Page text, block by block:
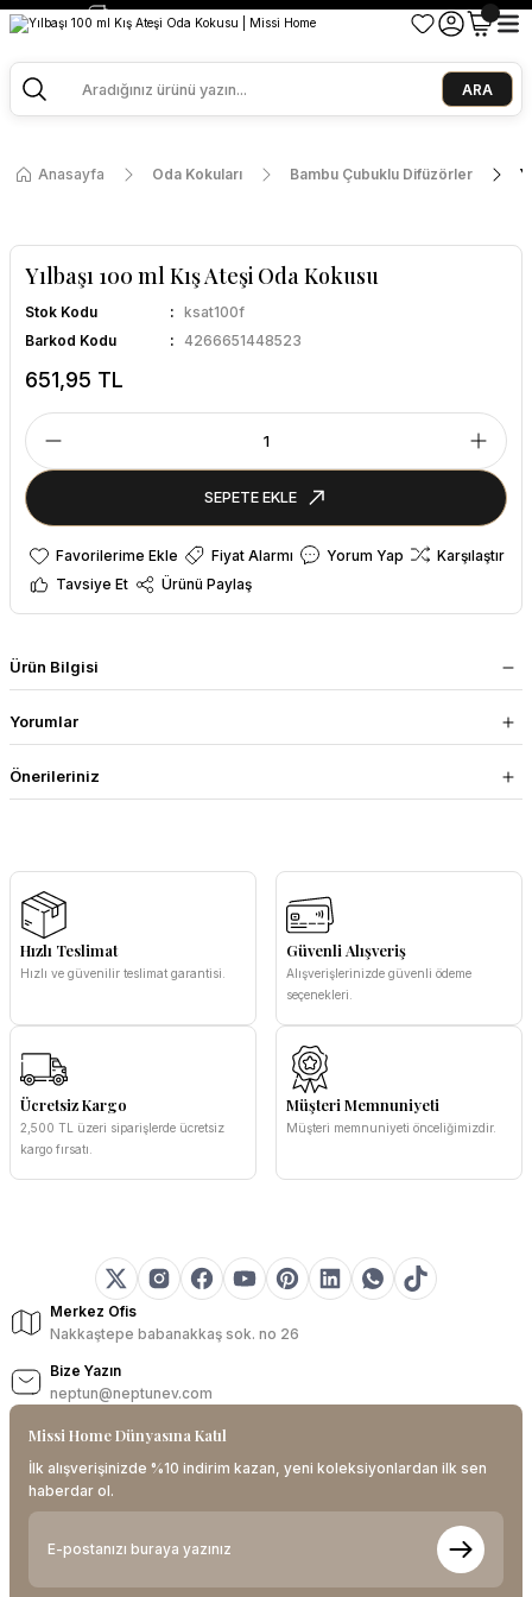
2500 TL ve Üzeri Alışverişlerde Kargo Bedava!
ARA
Anasayfa Oda Kokuları Bambu Çubuklu Difüzörler
Yılbaşı 100 ml Kış Ateşi Oda Kokusu
Stok Kodu
ksat100f
Barkod Kodu
4266651448523
651,95 TL
SEPETE EKLE
Fiyat Alarmı Yorum Yap
Karşılaştır
Tavsiye Et
Ürünü Paylaş
Ürün Bilgisi
Yorumlar
Önerileriniz
Hızlı Teslimat
Hızlı ve güvenilir teslimat garantisi.
Güvenli Alışveriş
Alışverişlerinizde güvenli ödeme
seçenekleri.
Ücretsiz Kargo
2,500 TL üzeri siparişlerde ücretsiz
kargo fırsatı.
Müşteri Memnuniyeti
Müşteri memnuniyeti önceliğimizdir.
Merkez Ofis
Nakkaştepe babanakkaş sok. no 26
Bize Yazın
neptun@neptunev.com
Missi Home Dünyasına Katıl
İlk alışverişinizde %10 indirim kazan, yeni koleksiyonlardan ilk sen
haberdar ol.